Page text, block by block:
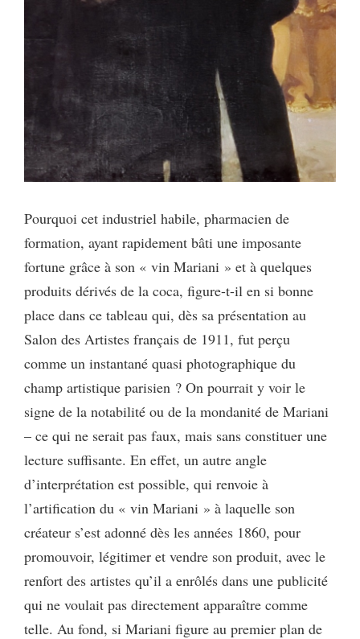
Pourquoi cet industriel habile, pharmacien de
formation, ayant rapidement bâti une imposante
fortune grâce à son « vin Mariani » et à quelques
produits dérivés de la coca, figure-t-il en si bonne
place dans ce tableau qui, dès sa présentation au
Salon des Artistes français de 1911, fut perçu
comme un instantané quasi photographique du
champ artistique parisien ? On pourrait y voir le
signe de la notabilité ou de la mondanité de Mariani
– ce qui ne serait pas faux, mais sans constituer une
lecture suffisante. En effet, un autre angle
d’interprétation est possible, qui renvoie à
l’artification du « vin Mariani » à laquelle son
créateur s’est adonné dès les années 1860, pour
promouvoir, légitimer et vendre son produit, avec le
renfort des artistes qu’il a enrôlés dans une publicité
qui ne voulait pas directement apparaître comme
telle. Au fond, si Mariani figure au premier plan de